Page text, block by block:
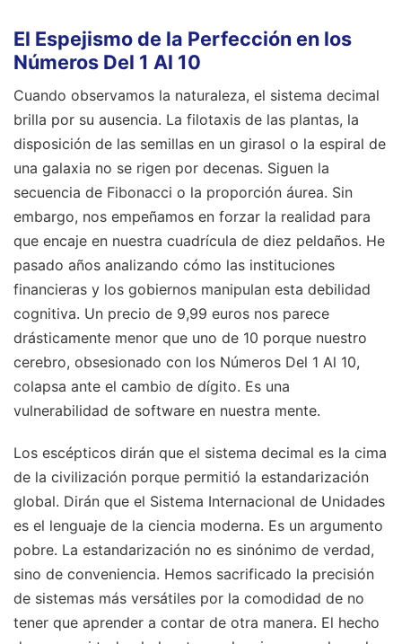
El Espejismo de la Perfección en los
Números Del 1 Al 10
Cuando observamos la naturaleza, el sistema decimal
brilla por su ausencia. La filotaxis de las plantas, la
disposición de las semillas en un girasol o la espiral de
una galaxia no se rigen por decenas. Siguen la
secuencia de Fibonacci o la proporción áurea. Sin
embargo, nos empeñamos en forzar la realidad para
que encaje en nuestra cuadrícula de diez peldaños. He
pasado años analizando cómo las instituciones
financieras y los gobiernos manipulan esta debilidad
cognitiva. Un precio de 9,99 euros nos parece
drásticamente menor que uno de 10 porque nuestro
cerebro, obsesionado con los Números Del 1 Al 10,
colapsa ante el cambio de dígito. Es una
vulnerabilidad de software en nuestra mente.
Los escépticos dirán que el sistema decimal es la cima
de la civilización porque permitió la estandarización
global. Dirán que el Sistema Internacional de Unidades
es el lenguaje de la ciencia moderna. Es un argumento
pobre. La estandarización no es sinónimo de verdad,
sino de conveniencia. Hemos sacrificado la precisión
de sistemas más versátiles por la comodidad de no
tener que aprender a contar de otra manera. El hecho